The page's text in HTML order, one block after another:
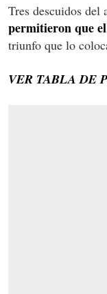
Tres descuidos del
permitieron que
triunfo que lo
VER TABLA DE